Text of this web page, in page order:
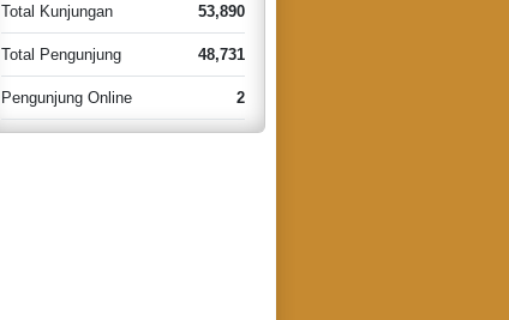
Total Kunjungan 53,890
Total Pengunjung 48,731
Pengunjung Online 2